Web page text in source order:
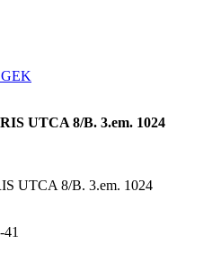
UTCA 8/B. 3.em. 1024
UTCA 8/B. 3.em. 1024